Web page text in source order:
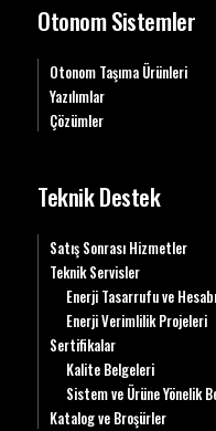
Otonom Sistemler
Otonom Taşıma Ürünleri
Yazılımlar
Çözümler
Teknik Destek
Satış Sonrası Hizmetler
Teknik Servisler
Enerji Tasarrufu ve Hesabı
Enerji Verimlilik Projeleri
Sertifikalar
Kalite Belgeleri
Sistem ve Ürüne Yönelik
Katalog ve Broşürler